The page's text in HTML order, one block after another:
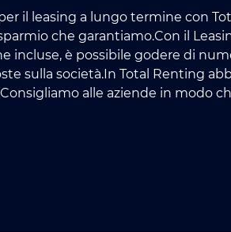
il leasing a lungo termine con
che garantiamo.Con il
incluse, è possibile godere di
sulla società.In Total Renting
alle aziende in modo